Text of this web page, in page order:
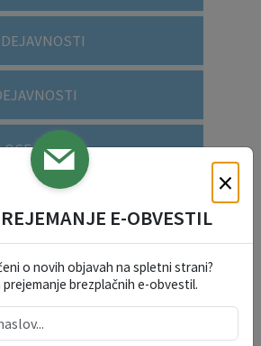
V REGIJI
avgust 2026
×
E-OBVESTIL
o novih objavah na spletni strani?
prejemanje brezplačnih e-obvestil.